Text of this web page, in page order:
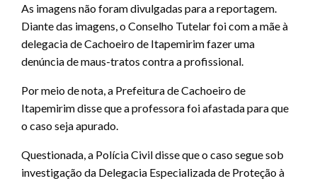
As imagens não foram divulgadas para a reportagem.
Diante das imagens, o Conselho Tutelar foi com a mãe à
delegacia de Cachoeiro de Itapemirim fazer uma
denúncia de maus-tratos contra a profissional.
Por meio de nota, a Prefeitura de Cachoeiro de
Itapemirim disse que a professora foi afastada para que
o caso seja apurado.
Questionada, a Polícia Civil disse que o caso segue sob
investigação da Delegacia Especializada de Proteção à